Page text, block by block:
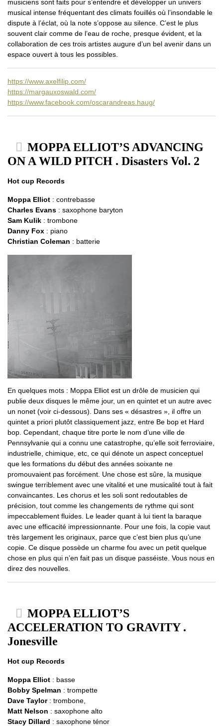
musiciens sont faits pour s’entendre et développer un univers
musical intense fréquentant des climats fouillés où l’insondable le
dispute à l’éclat, où la note s’oppose au silence. C’est le plus
souvent clair comme de l’eau de roche, presque évident, et la
collaboration de ces trois artistes augure d’un bel avenir dans un
espace ouvert à tous les possibles.
https://www.axelfilip.com/
https://margauxoswald.com/
https://www.facebook.com/oscarandreas.haug/
MOPPA ELLIOT’S ADVANCING
ON A WILD PITCH . Disasters Vol. 2
Hot cup Records
Moppa Elliot : contrebasse
Charles Evans : saxophone baryton
Sam Kulik : trombone
Danny Fox : piano
Christian Coleman : batterie
En quelques mots : Moppa Elliot est un drôle de musicien qui
publie deux disques le même jour, un en quintet et un autre avec
un nonet (voir ci-dessous). Dans ses « désastres », il offre un
quintet a priori plutôt classiquement jazz, entre Be bop et Hard
bop. Cependant, chaque titre porte le nom d’une ville de
Pennsylvanie qui a connu une catastrophe, qu’elle soit ferroviaire,
industrielle, chimique, etc, ce qui dénote un aspect conceptuel
que les formations du début des années soixante ne
promouvaient pas forcément. Une chose est sûre, la musique
swingue terriblement avec une vitalité et une musicalité tout à fait
convaincantes. Les chorus et les soli sont redoutables de
précision, tout comme les changements de rythme qui sont
impeccablement fluides. Le leader quant à lui tient la baraque
avec une efficacité impressionnante. Pour une fois, la copie vaut
très largement les originaux, parce que c’est bien plus qu’une
copie. Ce disque possède un charme fou avec un petit quelque
chose en plus qui n’en fait pas un disque passéiste. Vous nous en
direz des nouvelles.
MOPPA ELLIOT’S
ACCELERATION TO GRAVITY .
Jonesville
Hot cup Records
Moppa Elliot : basse
Bobby Spelman : trompette
Dave Taylor: trombone,
Matt Nelson : saxophone alto
Stacy Dillard : saxophone ténor